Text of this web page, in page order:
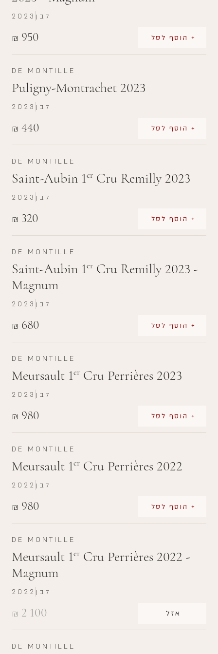
₪ 950 + הוסף לסל
2023 לבן
DE MONTILLE
Puligny-Montrachet 2023
₪ 440 + הוסף לסל
2023 לבן
DE MONTILLE
Saint-Aubin 1er Cru Remilly 2023
₪ 320 + הוסף לסל
2023 לבן
DE MONTILLE
Saint-Aubin 1er Cru Remilly 2023 -
Magnum
₪ 680 + הוסף לסל
2023 לבן
DE MONTILLE
Meursault 1er Cru Perrières 2023
₪ 980 + הוסף לסל
2023 לבן
DE MONTILLE
Meursault 1er Cru Perrières 2022
₪ 980 + הוסף לסל
2022 לבן
DE MONTILLE
Meursault 1er Cru Perrières 2022 -
Magnum
₪ 2 100 אזל
2022 לבן
DE MONTILLE